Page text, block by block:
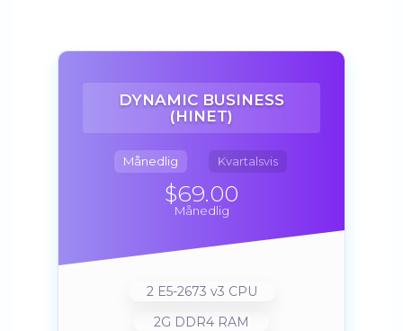
DYNAMIC BUSINESS
(HINET)
Månedlig Kvartalsvis
$69.00
Månedlig
2 E5-2673 v3 CPU
2G DDR4 RAM